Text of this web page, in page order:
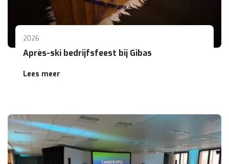
2026
Après-ski bedrijfsfeest bij Gibas
Lees meer